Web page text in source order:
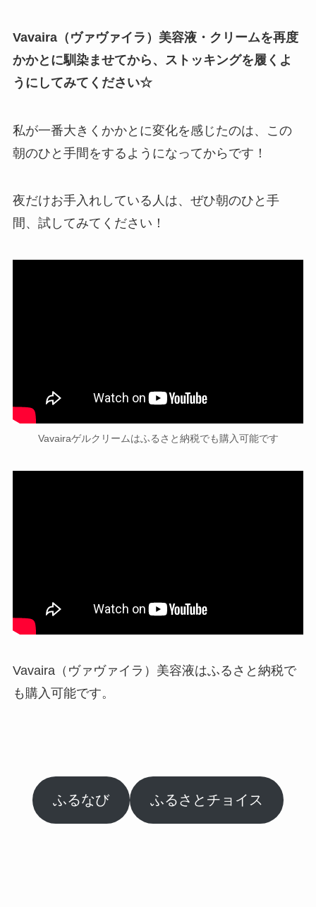
Vavaira（ヴァヴァイラ）美容液・クリームを再度
かかとに馴染ませてから、ストッキングを履くよ
うにしてみてください☆
私が一番大きくかかとに変化を感じたのは、この
朝のひと手間をするようになってからです！
夜だけお手入れしている人は、ぜひ朝のひと手
間、試してみてください！
Vavairaゲルクリームはふるさと納税でも購入可能です
Vavaira（ヴァヴァイラ）美容液はふるさと納税で
も購入可能です。
ふるなび ふるさとチョイス